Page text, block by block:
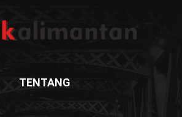
TENTANG